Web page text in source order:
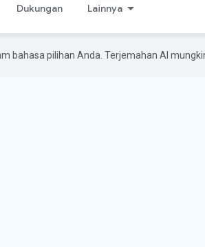
Dukungan Lainnya
bahasa pilihan Anda. Terjemahan AI